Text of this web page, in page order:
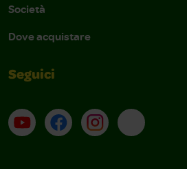
Società
Dove acquistare
Seguici
Su YouTube
ContattiProfilo Instagram
Email